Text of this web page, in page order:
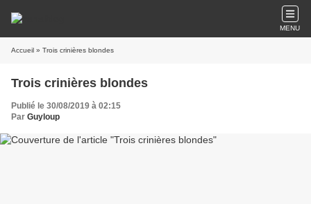
MENU
Accueil » Trois crinières blondes
Trois crinières blondes
Publié le 30/08/2019 à 02:15
Par Guyloup